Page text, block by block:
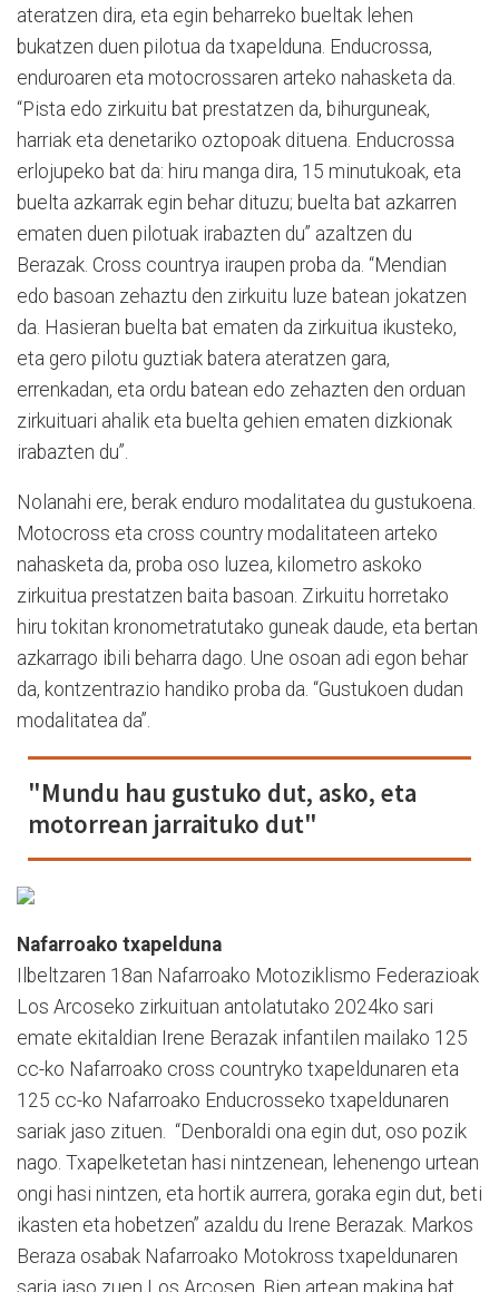
ateratzen dira, eta egin beharreko bueltak lehen
bukatzen duen pilotua da txapelduna. Enducrossa,
enduroaren eta motocrossaren arteko nahasketa da.
“Pista edo zirkuitu bat prestatzen da, bihurguneak,
harriak eta denetariko oztopoak dituena. Enducrossa
erlojupeko bat da: hiru manga dira, 15 minutukoak, eta
buelta azkarrak egin behar dituzu; buelta bat azkarren
ematen duen pilotuak irabazten du” azaltzen du
Berazak. Cross countrya iraupen proba da. “Mendian
edo basoan zehaztu den zirkuitu luze batean jokatzen
da. Hasieran buelta bat ematen da zirkuitua ikusteko,
eta gero pilotu guztiak batera ateratzen gara,
errenkadan, eta ordu batean edo zehazten den orduan
zirkuituari ahalik eta buelta gehien ematen dizkionak
irabazten du”.
Nolanahi ere, berak enduro modalitatea du gustukoena.
Motocross eta cross country modalitateen arteko
nahasketa da, proba oso luzea, kilometro askoko
zirkuitua prestatzen baita basoan. Zirkuitu horretako
hiru tokitan kronometratutako guneak daude, eta bertan
azkarrago ibili beharra dago. Une osoan adi egon behar
da, kontzentrazio handiko proba da. “Gustukoen dudan
modalitatea da”.
"Mundu hau gustuko dut, asko, eta
motorrean jarraituko dut"
Nafarroako txapelduna
Ilbeltzaren 18an Nafarroako Motoziklismo Federazioak
Los Arcoseko zirkuituan antolatutako 2024ko sari
emate ekitaldian Irene Berazak infantilen mailako 125
cc-ko Nafarroako cross countryko txapeldunaren eta
125 cc-ko Nafarroako Enducrosseko txapeldunaren
sariak jaso zituen. “Denboraldi ona egin dut, oso pozik
nago. Txapelketetan hasi nintzenean, lehenengo urtean
ongi hasi nintzen, eta hortik aurrera, goraka egin dut, beti
ikasten eta hobetzen” azaldu du Irene Berazak. Markos
Beraza osabak Nafarroako Motokross txapeldunaren